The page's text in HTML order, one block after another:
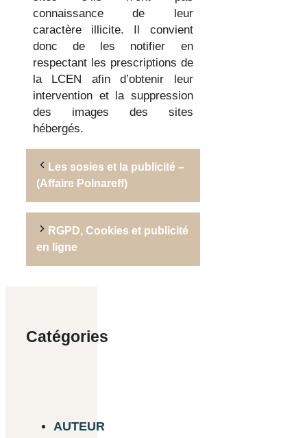
connaissance de leur
caractère illicite. Il convient
donc de les notifier en
respectant les prescriptions de
la LCEN afin d’obtenir leur
intervention et la suppression
des images des sites
hébergés.
Les sosies et la publicité –
(Affaire Polnareff)
RGPD, Cookies et publicité
en ligne
Catégories
AUTEUR